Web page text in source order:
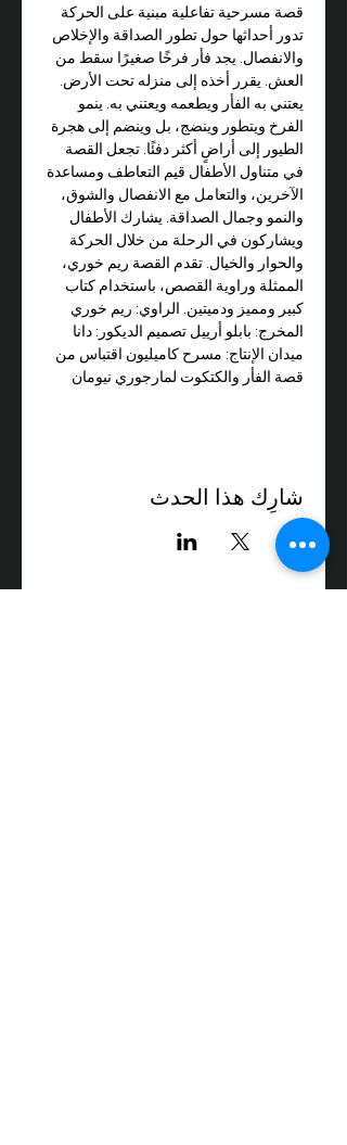
قصة مسرحية تفاعلية مبنية على الحركة
تدور أحداثها حول تطور الصداقة والإخلاص
والانفصال. يجد فأر فرخًا صغيرًا سقط من
العش. يقرر أخذه إلى منزله تحت الأرض.
يعتني به الفأر ويطعمه ويعتني به. ينمو
الفرخ ويتطور وينضج، بل وينضم إلى هجرة
الطيور إلى أراضٍ أكثر دفئًا. تجعل القصة
في متناول الأطفال قيم التعاطف ومساعدة
الآخرين، والتعامل مع الانفصال والشوق،
والنمو وجمال الصداقة. يشارك الأطفال
ويشاركون في الرحلة من خلال الحركة
والحوار والخيال. تقدم القصة ريم خوري،
الممثلة وراوية القصص، باستخدام كتاب
كبير ومميز ودميتين. الراوي: ريم خوري
المخرج: بابلو أرييل تصميم الديكور: دانا
ميدان الإنتاج: مسرح كاميليون اقتباس من
قصة الفأر والكتكوت لمارجوري نيومان
شارِك هذا الحدث